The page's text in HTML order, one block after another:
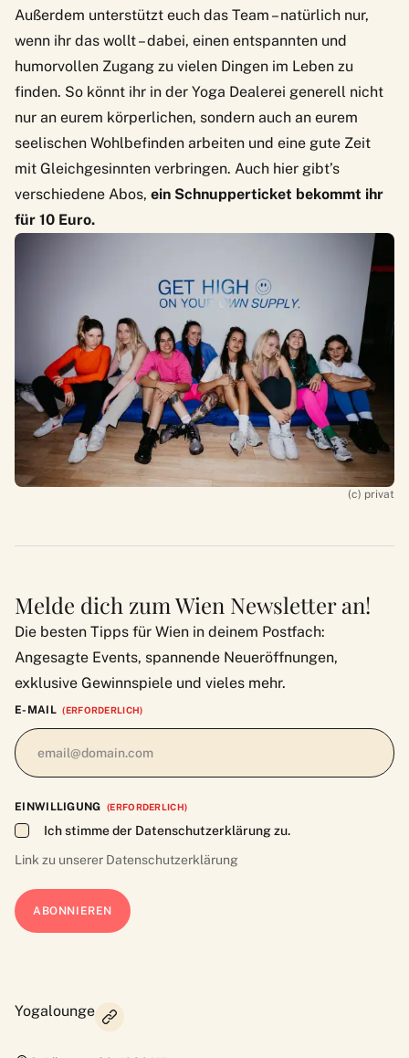
Außerdem unterstützt euch das Team – natürlich nur,
wenn ihr das wollt – dabei, einen entspannten und
humorvollen Zugang zu vielen Dingen im Leben zu
finden. So könnt ihr in der Yoga Dealerei generell nicht
nur an eurem körperlichen, sondern auch an eurem
seelischen Wohlbefinden arbeiten und eine gute Zeit
mit Gleichgesinnten verbringen. Auch hier gibt’s
verschiedene Abos, ein Schnupperticket bekommt ihr
für 10 Euro.
(c) privat
Melde dich zum Wien Newsletter an!
Die besten Tipps für Wien in deinem Postfach:
Angesagte Events, spannende Neueröffnungen,
exklusive Gewinnspiele und vieles mehr.
E-MAIL (ERFORDERLICH)
EINWILLIGUNG (ERFORDERLICH)
Ich stimme der Datenschutzerklärung zu.
Link zu unserer Datenschutzerklärung
Yogalounge